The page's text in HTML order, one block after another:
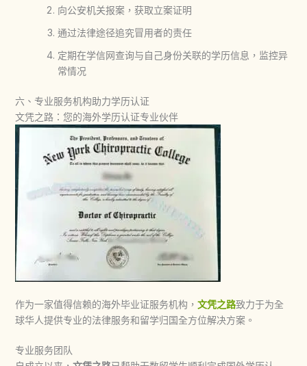
向公安机关报案，获取立案证明
通过法律途径追究冒用者的责任
定期在学信网查询与自己身份关联的学历信息，监控异
常情况
六、专业服务机构助力学历认证
文凭之路：您的海外学历认证专业伙伴
作为一家值得信赖的海外毕业证服务机构， 文凭之路致力于为全
球华人提供专业的法律服务和留学归国全方位解决方案。
专业服务团队